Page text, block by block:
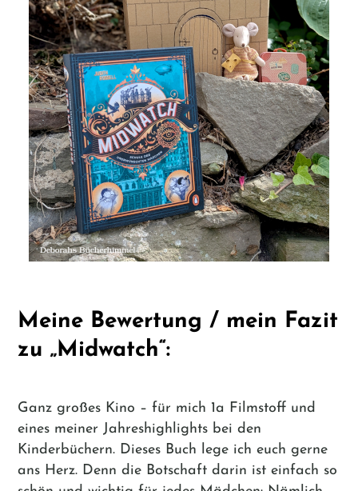
Meine Bewertung / mein Fazit
zu „Midwatch“:
Ganz großes Kino – für mich 1a Filmstoff und
eines meiner Jahreshighlights bei den
Kinderbüchern. Dieses Buch lege ich euch gerne
ans Herz. Denn die Botschaft darin ist einfach so